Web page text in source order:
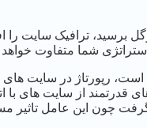
برسید، ترافیک سایت را
شما متفاوت خواهد
رپورتاژ در سایت های
های قدرتمند از سایت های
چون این عامل تاثیر